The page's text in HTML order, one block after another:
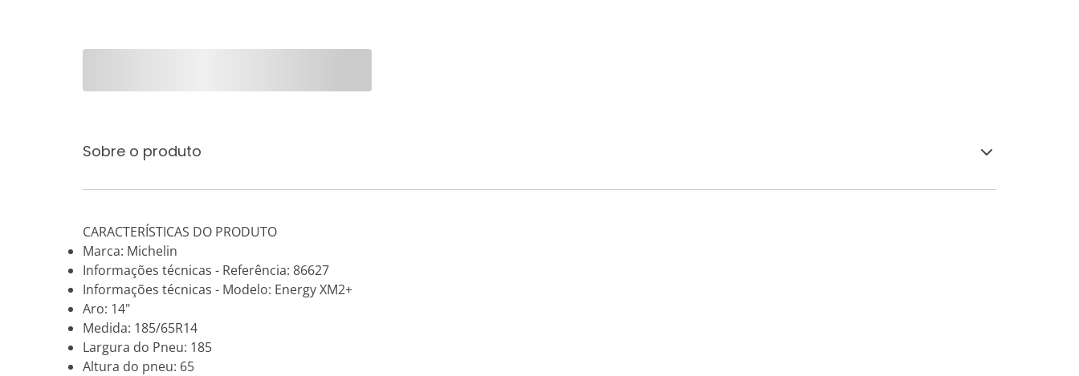
Sobre o produto
CARACTERÍSTICAS DO PRODUTO
Marca: Michelin
Informações técnicas - Referência: 86627
Informações técnicas - Modelo: Energy XM2+
Aro: 14"
Medida: 185/65R14
Largura do Pneu: 185
Altura do pneu: 65